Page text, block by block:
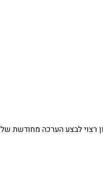
רצוי לבצע הערכה מחודשת של